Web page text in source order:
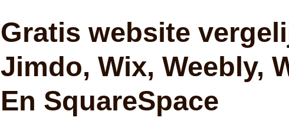
Gratis website
Jimdo, Wix, Weebly,
En SquareSpace